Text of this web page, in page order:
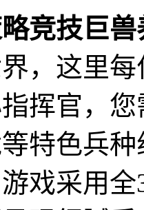
竞技巨
，这里
挥官，
特色兵
戏采用